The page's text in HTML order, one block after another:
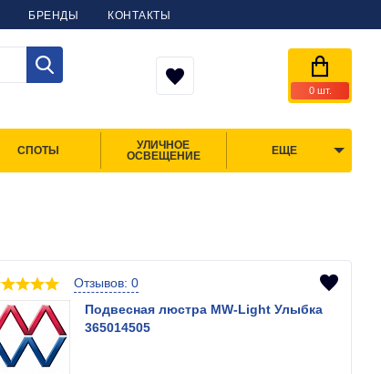
БРЕНДЫ КОНТАКТЫ
0шт.
СПОТЫ
УЛИЧНОЕ
ОСВЕЩЕНИЕ
ЕЩЕ
Отзывов: 0
Подвесная люстра MW-Light Улыбка
365014505